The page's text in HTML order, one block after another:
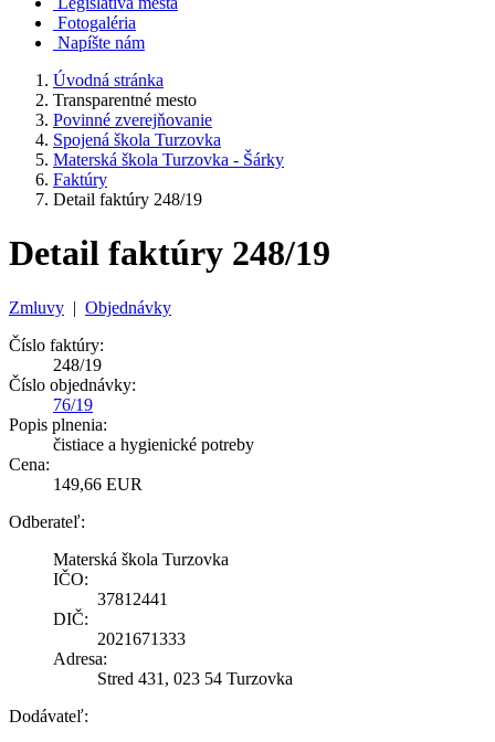
Fotogaléria
Napíšte nám
Úvodná stránka
Transparentné mesto
Povinné zverejňovanie
Spojená škola Turzovka
Materská škola Turzovka - Šárky
Faktúry
Detail faktúry 248/19
Detail faktúry 248/19
Zmluvy | Objednávky
Číslo faktúry:
248/19
Číslo objednávky:
76/19
Popis plnenia:
čistiace a hygienické potreby
Cena:
149,66 EUR
Odberateľ:
Materská škola Turzovka
IČO:
37812441
DIČ:
2021671333
Adresa:
Stred 431, 023 54 Turzovka
Dodávateľ: